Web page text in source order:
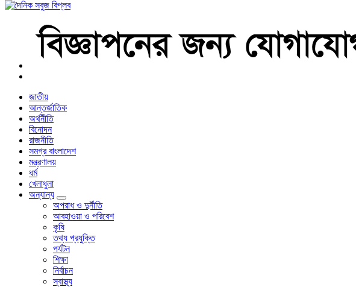
বাংলা নিউজ পেপার
জাতীয়
আন্তর্জাতিক
অর্থনীতি
বিনোদন
রাজনীতি
সমগ্র বাংলাদেশ
মন্ত্রণালয়
ধর্ম
খেলাধুলা
অন্যান্য
অপরাধ ও দুর্নীতি
আবহাওয়া ও পরিবেশ
কৃষি
তথ্য প্রযুক্তি
পর্যটন
শিক্ষা
নির্বাচন
স্বাস্থ্য